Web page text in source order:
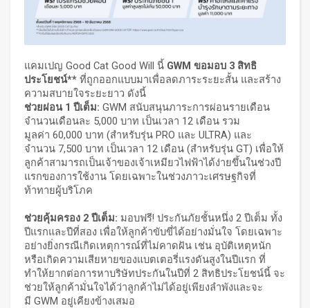
แคมเปญ Good Cat Good Will นี้ GWM ขอมอบ 3 สิทธิ
ประโยชน์** ที่ถูกออกแบบมาเพื่อลดภาระระยะสั้น และสร้าง
ความสบายใจระยะยาว ดังนี้
ช่วยผ่อน 1 ปีเต็ม: GWM สนับสนุนภาระการผ่อนรายเดือน
จำนวนเดือนละ 5,000 บาท เป็นเวลา 12 เดือน รวม
มูลค่า 60,000 บาท (สำหรับรุ่น PRO และ ULTRA) และ
จำนวน 7,500 บาท เป็นเวลา 12 เดือน (สำหรับรุ่น GT) เพื่อให้
ลูกค้าสามารถเป็นเจ้าของเจ้าเหมียวไฟฟ้าได้ง่ายขึ้นในช่วงปี
แรกของการใช้งาน โดยเฉพาะในช่วงภาวะเศรษฐกิจที่
ท้าทายผู้บริโภค
ช่วยคุ้มครอง 2 ปีเต็ม: มอบฟรี! ประกันภัยชั้นหนึ่ง 2 ปีเต็ม ทั้ง
ปีแรกและปีที่สอง เพื่อให้ลูกค้าขับขี่ได้อย่างมั่นใจ โดยเฉพาะ
อย่างยิ่งกรณีเกิดเหตุการณ์ที่ไม่คาดฝัน เช่น อุบัติเหตุหนัก
หรือเกิดความเสียหายของแบตเตอรี่แรงดันสูงในปีแรก ที่
ทำให้ยากต่อการหาบริษัทประกันในปีที่ 2 สิทธิประโยชน์นี้ จะ
ช่วยให้ลูกค้ามั่นใจได้ว่าลูกค้าไม่ได้อยู่เพียงลำพังและจะ
มี GWM อยู่เคียงข้างเสมอ